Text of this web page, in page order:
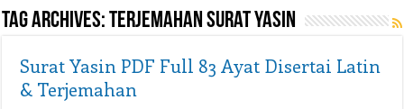
Tag Archives:terjemahan surat yasin
Surat Yasin PDF Full 83 Ayat Disertai Latin
& Terjemahan